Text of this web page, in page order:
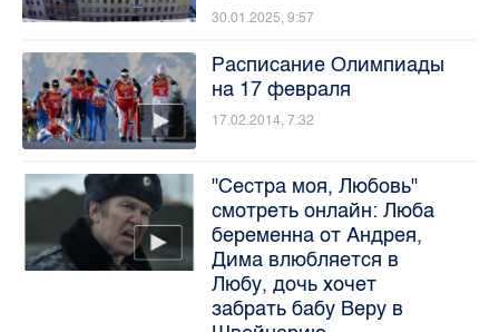
30.01.2025, 9:57
Расписание Олимпиады
на 17 февраля
17.02.2014, 7:32
"Сестра моя, Любовь"
смотреть онлайн: Люба
беременна от Андрея,
Дима влюбляется в
Любу, дочь хочет
забрать бабу Веру в